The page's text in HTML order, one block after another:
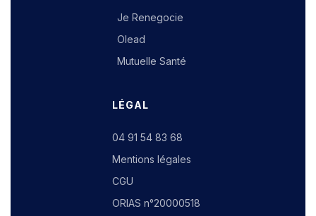
Je Renegocie
Olead
Mutuelle Santé
LÉGAL
04 91 54 83 68
Mentions légales
CGU
ORIAS n°20000518